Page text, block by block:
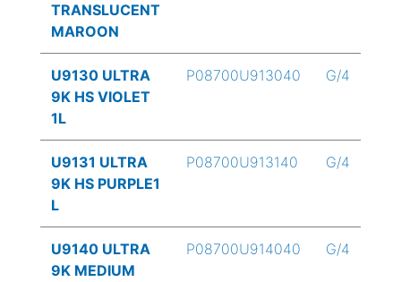
TRANSLUCENT
MAROON
U9130 ULTRA
9K HS VIOLET
1L
P08700U913040 G/4
U9131 ULTRA
9K HS PURPLE1
L
P08700U913140 G/4
U9140 ULTRA
9K MEDIUM
P08700U914040 G/4